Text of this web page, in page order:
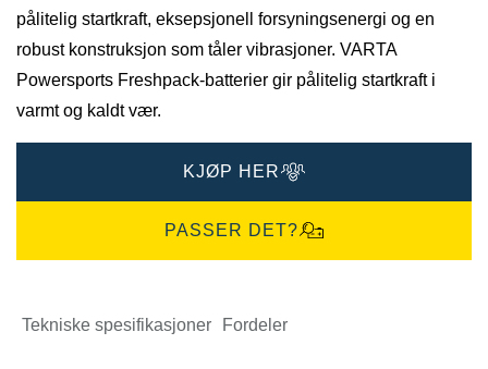
pålitelig startkraft, eksepsjonell forsyningsenergi og en
robust konstruksjon som tåler vibrasjoner. VARTA
Powersports Freshpack-batterier gir pålitelig startkraft i
varmt og kaldt vær.
KJØP HER
PASSER DET?
Tekniske spesifikasjoner Fordeler